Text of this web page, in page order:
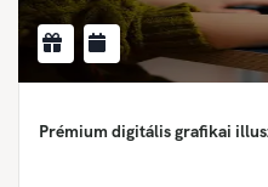
Prémium digitális grafikai